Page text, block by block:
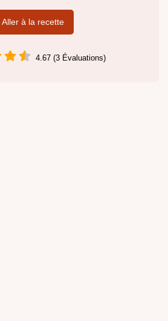
Aller à la recette
4.67 (3 Évaluations)